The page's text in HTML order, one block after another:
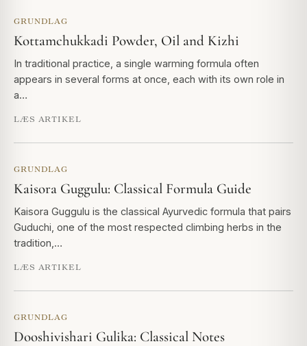
GRUNDLAG
Kottamchukkadi Powder, Oil and Kizhi
In traditional practice, a single warming formula often
appears in several forms at once, each with its own role in
a…
LÆS ARTIKEL
GRUNDLAG
Kaisora Guggulu: Classical Formula Guide
Kaisora Guggulu is the classical Ayurvedic formula that pairs
Guduchi, one of the most respected climbing herbs in the
tradition,…
LÆS ARTIKEL
GRUNDLAG
Dooshivishari Gulika: Classical Notes